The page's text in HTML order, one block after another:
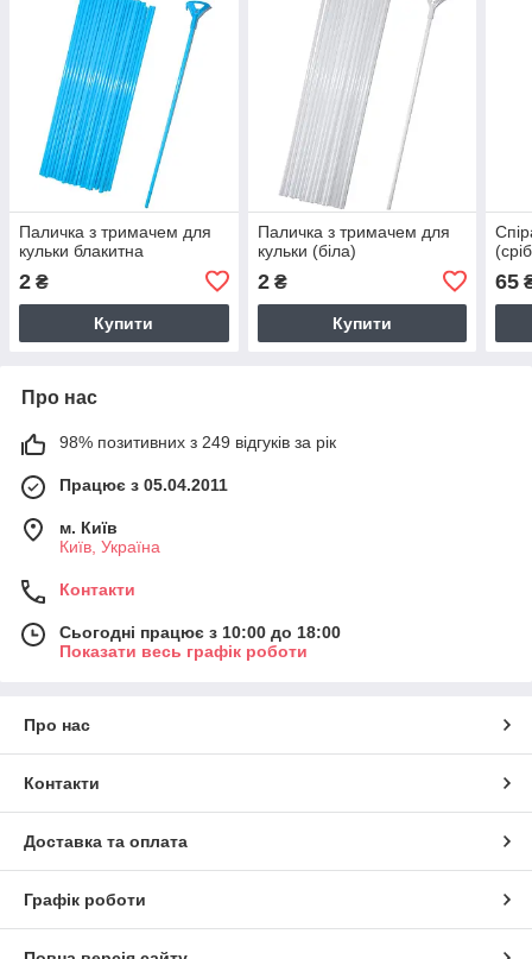
Паличка з тримачем для
кульки блакитна
2 ₴
Купити
Паличка з тримачем для
кульки (біла)
2₴
Купити
65
Про нас
98% позитивних з 249 відгуків за рік
Працює з 05.04.2011
м. Київ
Київ, Україна
Контакти
Сьогодні працює з 10:00 до 18:00
Показати весь графік роботи
Про нас
Контакти
Доставка та оплата
Графік роботи